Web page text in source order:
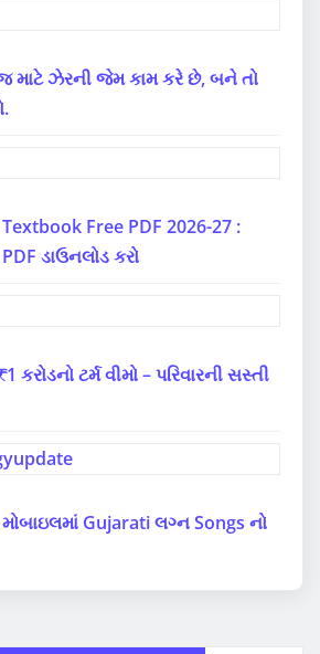
ઝેરની જેમ કામ કરે છે, બને તો
Textbook Free PDF 2026-27 :
ડાઉનલોડ કરો
કરોડનો ટર્મ વીમો – પરિવારની સસ્તી
મોબાઇલમાં Gujarati લગ્ન Songs નો